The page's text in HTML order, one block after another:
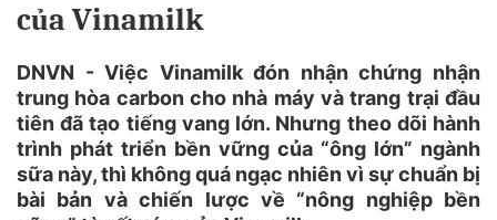
của Vinamilk
DNVN - Việc Vinamilk đón nhận chứng nhận
trung hòa carbon cho nhà máy và trang trại đầu
tiên đã tạo tiếng vang lớn. Nhưng theo dõi hành
trình phát triển bền vững của “ông lớn” ngành
sữa này, thì không quá ngạc nhiên vì sự chuẩn bị
bài bản và chiến lược về “nông nghiệp bền